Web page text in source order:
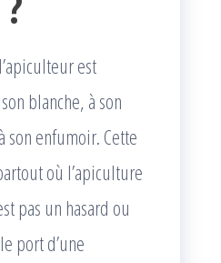
est
blanche, à son
enfumoir. Cette
où l’apiculture
pas un hasard ou
port d’une